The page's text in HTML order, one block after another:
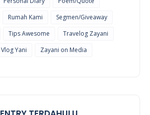
Rumah Kami
Segmen/Giveaway
Tips Awesome
Travelog Zayani
Vlog Yani Zayani on Media